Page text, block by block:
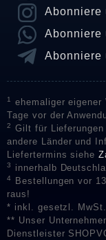
Abonniere
Abonniere
Abonniere
1
ehemaliger
Tage vor der
2
Gilt für
andere Länder und
Liefertermins siehe
3 innerhalb
4
Bestellungen vor
raus!
* inkl. gesetzl.
** Unser
Dienstleister